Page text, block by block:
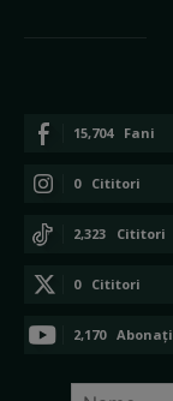
15,704 Fani
0 Cititori
2,323 Cititori
0 Cititori
2,170 Abonați